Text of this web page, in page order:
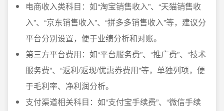
电商收入类科目：如“淘宝销售收入”、“天猫销售收
入”、“京东销售收入”、“拼多多销售收入”等，建议分
平台分别设置，便于业绩分析和对账。
第三方平台费用：如“平台服务费”、“推广费”、“技术
服务费”、“返利/返现/优惠券费用”等，单独列项，便
于毛利率、净利润分析。
支付渠道相关科目：如“支付宝手续费”、“微信手续